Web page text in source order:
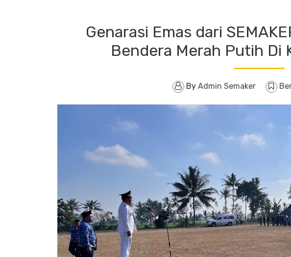
Genarasi Emas dari
Bendera Merah Putih Di
By Admin Semaker